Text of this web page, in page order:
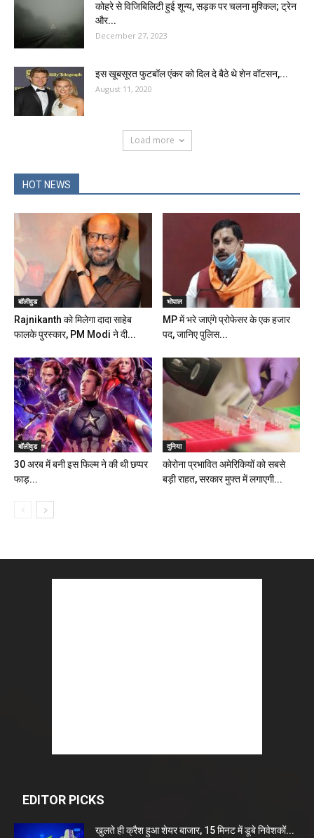
कोहरे से विजिबिलिटी हुई शून्य, सड़क पर चलना मुश्किल; ट्रेन
और...
December 27, 2023
इस खूबसूरत फुटबॉल एंकर को दिल दे बैठे थे शेन वॉटसन,...
August 11, 2020
Load more
HOT NEWS
बॉलीवुड
Rajnikanth को मिलेगा दादा साहेब
फालके पुरस्कार, PM Modi ने दी...
भोपाल
MP में भरे जाएंगे प्रोफेसर के एक हजार
पद, जानिए पुलिस...
बॉलीवुड
30 अरब में बनी इस फिल्म ने की थी छप्पर
फाड़...
दुनिया
कोरोना प्रभावित अमेरिकियों को सबसे
बड़ी राहत, सरकार मुफ्त में लगाएगी...
EDITOR PICKS
खुलते ही क्रैश हुआ शेयर बाजार, 15 मिनट में डूबे निवेशकों...